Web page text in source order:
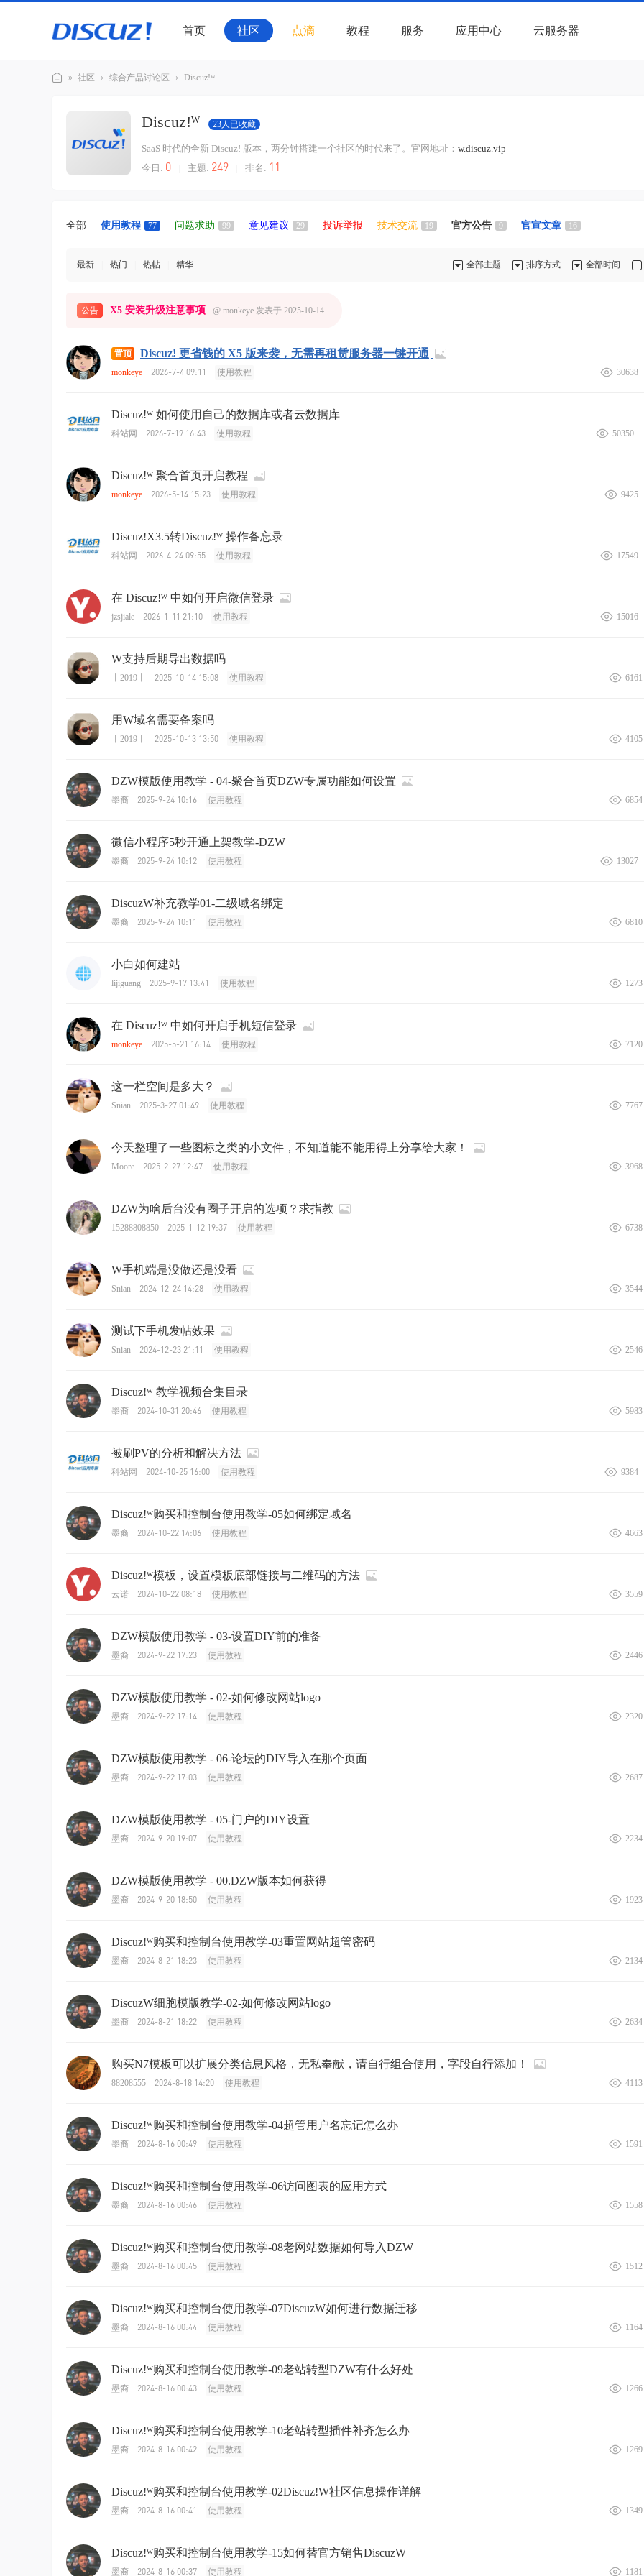
首页 社区 点滴 教程 服务 应用中心 云服务器
» 社区 › 综合产品讨论区 › Discuz!ᵂ
Discuz!ᵂ 23 人已收藏
SaaS 时代的全新 Discuz! 版本，两分钟搭建一个社区的时代来了。官网地址： w.discuz.vip
今日: 0 主题: 249 排名: 11
全部 使用教程 77 问题求助 99 意见建议 29 投诉举报 技术交流 19 官方公告 9 官宣文章 16
全部时间
排序方式
全部主题
最新 热门 热帖 精华
公告 X5 安装升级注意事项 @ monkeye 发表于 2025-10-14
置顶 Discuz! 更省钱的 X5 版来袭，无需再租赁服务器一键开通
30638
monkeye 2026-7-4 09:11 使用教程
Discuz!ᵂ 如何使用自己的数据库或者云数据库
50350
科站网 2026-7-19 16:43 使用教程
Discuz!ᵂ 聚合首页开启教程
9425
monkeye 2026-5-14 15:23 使用教程
Discuz!X3.5转Discuz!ᵂ 操作备忘录
17549
科站网 2026-4-24 09:55 使用教程
在 Discuz!ᵂ 中如何开启微信登录
15016
jzsjiale 2026-1-11 21:10 使用教程
W支持后期导出数据吗
6161
丨2019丨 2025-10-14 15:08 使用教程
用W域名需要备案吗
4105
丨2019丨 2025-10-13 13:50 使用教程
DZW模版使用教学 - 04-聚合首页DZW专属功能如何设置
6854
墨裔 2025-9-24 10:16 使用教程
微信小程序5秒开通上架教学-DZW
13027
墨裔 2025-9-24 10:12 使用教程
DiscuzW补充教学01-二级域名绑定
6810
墨裔 2025-9-24 10:11 使用教程
小白如何建站
1273
lijiguang 2025-9-17 13:41 使用教程
在 Discuz!ᵂ 中如何开启手机短信登录
7120
monkeye 2025-5-21 16:14 使用教程
这一栏空间是多大？
7767
Snian 2025-3-27 01:49 使用教程
今天整理了一些图标之类的小文件，不知道能不能用得上分享给大家！
3968
Moore 2025-2-27 12:47 使用教程
DZW为啥后台没有圈子开启的选项？求指教
6738
15288808850 2025-1-12 19:37 使用教程
W手机端是没做还是没看
3544
Snian 2024-12-24 14:28 使用教程
测试下手机发帖效果
2546
Snian 2024-12-23 21:11 使用教程
Discuz!ᵂ 教学视频合集目录
5983
墨裔 2024-10-31 20:46 使用教程
被刷PV的分析和解决方法
9384
科站网 2024-10-25 16:00 使用教程
Discuz!ᵂ购买和控制台使用教学-05如何绑定域名
4663
墨裔 2024-10-22 14:06 使用教程
Discuz!ᵂ模板，设置模板底部链接与二维码的方法
3559
云诺 2024-10-22 08:18 使用教程
DZW模版使用教学 - 03-设置DIY前的准备
2446
墨裔 2024-9-22 17:23 使用教程
DZW模版使用教学 - 02-如何修改网站logo
2320
墨裔 2024-9-22 17:14 使用教程
DZW模版使用教学 - 06-论坛的DIY导入在那个页面
2687
墨裔 2024-9-22 17:03 使用教程
DZW模版使用教学 - 05-门户的DIY设置
2234
墨裔 2024-9-20 19:07 使用教程
DZW模版使用教学 - 00.DZW版本如何获得
1923
墨裔 2024-9-20 18:50 使用教程
Discuz!ᵂ购买和控制台使用教学-03重置网站超管密码
2134
墨裔 2024-8-21 18:23 使用教程
DiscuzW细胞模版教学-02-如何修改网站logo
2634
墨裔 2024-8-21 18:22 使用教程
购买N7模板可以扩展分类信息风格，无私奉献，请自行组合使用，字段自行添加！
4113
88208555 2024-8-18 14:20 使用教程
Discuz!ᵂ购买和控制台使用教学-04超管用户名忘记怎么办
1591
墨裔 2024-8-16 00:49 使用教程
Discuz!ᵂ购买和控制台使用教学-06访问图表的应用方式
1558
墨裔 2024-8-16 00:46 使用教程
Discuz!ᵂ购买和控制台使用教学-08老网站数据如何导入DZW
1512
墨裔 2024-8-16 00:45 使用教程
Discuz!ᵂ购买和控制台使用教学-07DiscuzW如何进行数据迁移
1164
墨裔 2024-8-16 00:44 使用教程
Discuz!ᵂ购买和控制台使用教学-09老站转型DZW有什么好处
1266
墨裔 2024-8-16 00:43 使用教程
Discuz!ᵂ购买和控制台使用教学-10老站转型插件补齐怎么办
1269
墨裔 2024-8-16 00:42 使用教程
Discuz!ᵂ购买和控制台使用教学-02Discuz!W社区信息操作详解
1349
墨裔 2024-8-16 00:41 使用教程
Discuz!ᵂ购买和控制台使用教学-15如何替官方销售DiscuzW
1181
墨裔 2024-8-16 00:37 使用教程